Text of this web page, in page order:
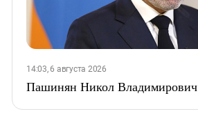
14:03, 6 августа 2026
Пашинян Никол Владимирович